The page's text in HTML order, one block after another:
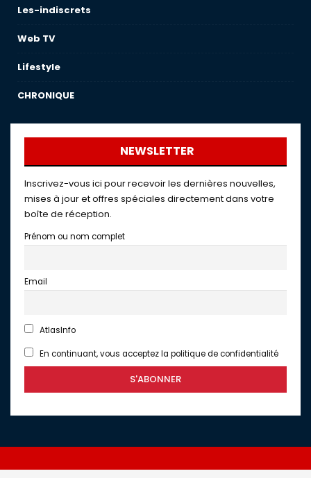
Les-indiscrets
Web TV
Lifestyle
CHRONIQUE
NEWSLETTER
Inscrivez-vous ici pour recevoir les dernières nouvelles,
mises à jour et offres spéciales directement dans votre
boîte de réception.
Prénom ou nom complet
Email
AtlasInfo
En continuant, vous acceptez la politique de confidentialité